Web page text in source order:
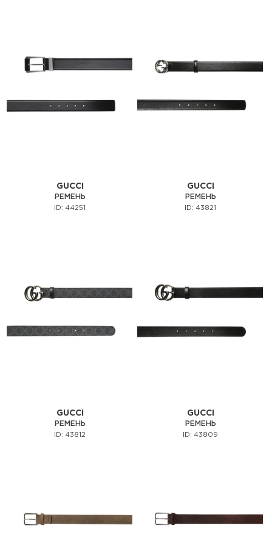
GUCCI
РЕМЕНЬ
ID: 44251
GUCCI
РЕМЕНЬ
ID: 43821
GUCCI
РЕМЕНЬ
ID: 43812
GUCCI
РЕМЕНЬ
ID: 43809